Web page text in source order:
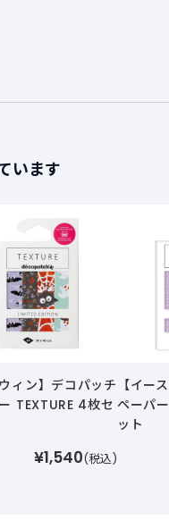
います
ウィン】デコパッチ
TEXTURE 4枚セ
¥1,540(税込)
【イー
ペーパ
ット